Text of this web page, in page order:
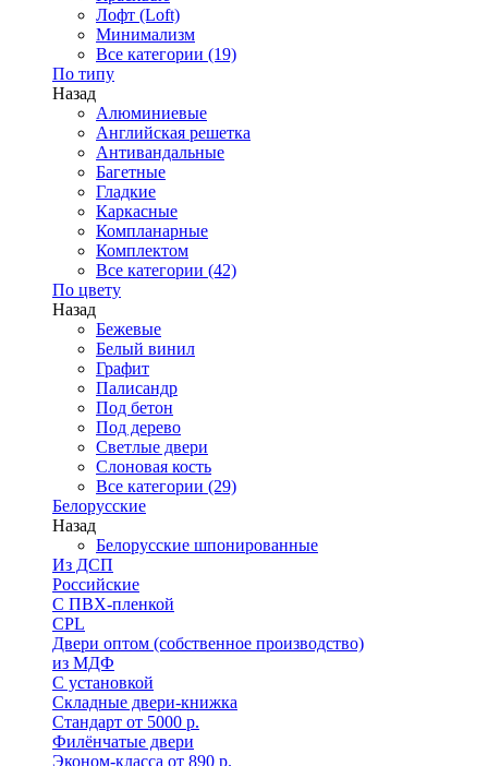
Лофт (Loft)
Минимализм
Все категории (19)
По типу
Назад
Алюминиевые
Английская решетка
Антивандальные
Багетные
Гладкие
Каркасные
Компланарные
Комплектом
Все категории (42)
По цвету
Назад
Бежевые
Белый винил
Графит
Палисандр
Под бетон
Под дерево
Светлые двери
Слоновая кость
Все категории (29)
Белорусские
Назад
Белорусские шпонированные
Из ДСП
Российские
C ПВХ-пленкой
CPL
Двери оптом (собственное производство)
из МДФ
С установкой
Складные двери-книжка
Стандарт от 5000 р.
Филёнчатые двери
Эконом-класса от 890 р.